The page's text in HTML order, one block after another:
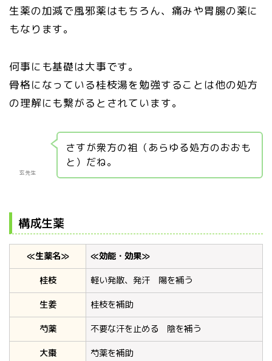
生薬の加減で風邪薬はもちろん、痛みや胃腸の薬に
もなります。
何事にも基礎は大事です。
骨格になっている桂枝湯を勉強することは他の処方
の理解にも繋がるとされています。
玄先生
さすが衆方の祖（あらゆる処方のおおも
と）だね。
構成生薬
≪生薬名≫
≪効能・効果≫
桂枝
軽い発散、発汗 陽を補う
生姜
桂枝を補助
芍薬
不要な汗を止める 陰を補う
大棗
芍薬を補助